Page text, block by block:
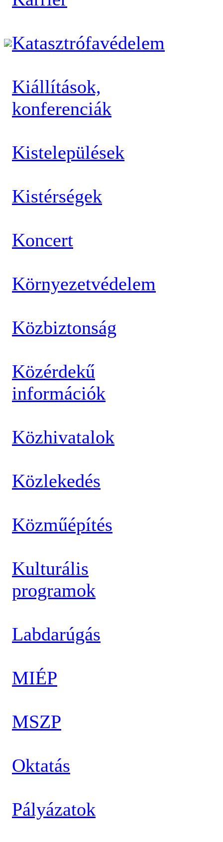
Katasztrófavédelem
Kiállítások,
konferenciák
Kistelepülések
Kistérségek
Koncert
Környezetvédelem
Közbiztonság
Közérdekű
információk
Közhivatalok
Közlekedés
Közműépítés
Kulturális
programok
Labdarúgás
MIÉP
MSZP
Oktatás
Pályázatok